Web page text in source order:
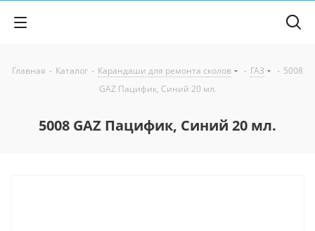
Главная - Каталог - Карандаши для ремонта сколов - ГАЗ - 5008
GAZ Пацифик, Синий 20 мл.
5008 GAZ Пацифик, Синий 20 мл.